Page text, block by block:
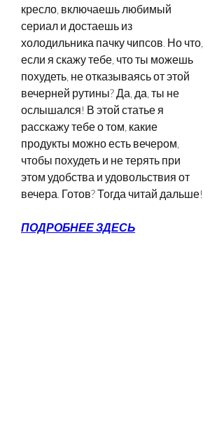
кресло, включаешь любимый
сериал и достаешь из
холодильника пачку чипсов. Но что,
если я скажу тебе, что ты можешь
похудеть, не отказываясь от этой
вечерней рутины? Да, да, ты не
ослышался! В этой статье я
расскажу тебе о том, какие
продукты можно есть вечером,
чтобы похудеть и не терять при
этом удобства и удовольствия от
вечера. Готов? Тогда читай дальше!
ПОДРОБНЕЕ ЗДЕСЬ